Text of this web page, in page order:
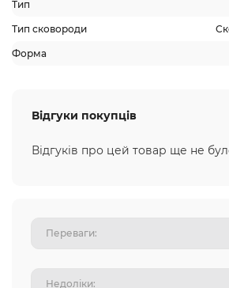
Тип
Тип сковороди
Форма
Відгуки покупців
Відгуків про цей товар ще не